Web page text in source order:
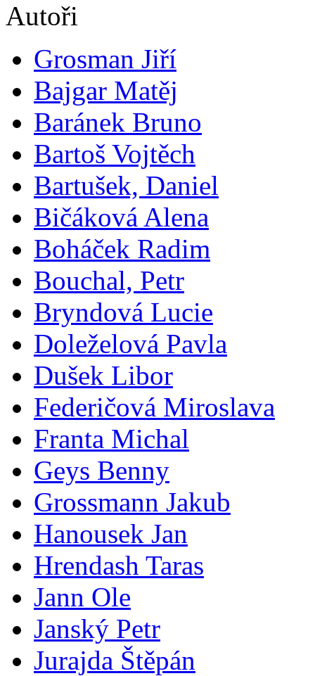
Autoři
Grosman Jiří
Bajgar Matěj
Baránek Bruno
Bartoš Vojtěch
Bartušek, Daniel
Bičáková Alena
Boháček Radim
Bouchal, Petr
Bryndová Lucie
Doleželová Pavla
Dušek Libor
Federičová Miroslava
Franta Michal
Geys Benny
Grossmann Jakub
Hanousek Jan
Hrendash Taras
Jann Ole
Janský Petr
Jurajda Štěpán